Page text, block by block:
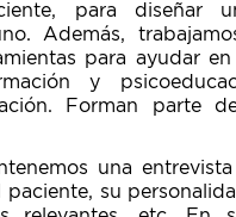
para diseñar
Además,
para ayudar en
y
Forman parte
una
su